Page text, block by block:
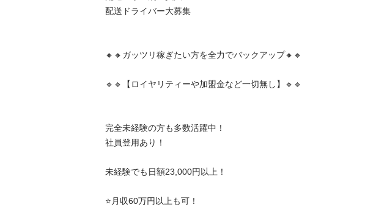
配送ドライバー大募集
🔸🔸ガッツリ稼ぎたい方を全力でバックアップ🔸🔸
🔹🔹【ロイヤリティーや加盟金など一切無し】🔹🔹
完全未経験の方も多数活躍中！
社員登用あり！
未経験でも日額23,000円以上！
⭐️月収60万円以上も可！